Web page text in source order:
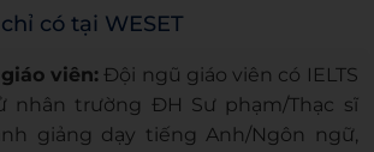
có tại WESET
viên:Đội ngũ giáo viên có IELTS
nhân trường ĐH Sư phạm/Thạc sĩ
giảng dạy tiếng Anh/Ngôn ngữ,